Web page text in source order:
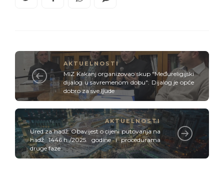
AKTUELNOSTI
MIZ Kakanj organizovao skup "Međureligijski
dijalog u savremenom dobu": Dijalog je opće
dobro za sve ljude
AKTUELNOSTI
Ured za hadž: Obavijest o cijeni putovanja na
hadž 1446.h./2025. godine i procedurama
druge faze